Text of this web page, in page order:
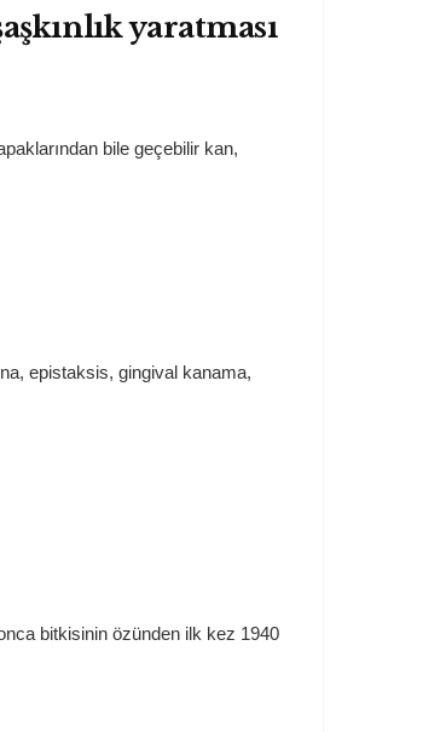
yaratması
bile geçebilir kan,
epistaksis, gingival kanama,
bitkisinin özünden ilk kez 1940